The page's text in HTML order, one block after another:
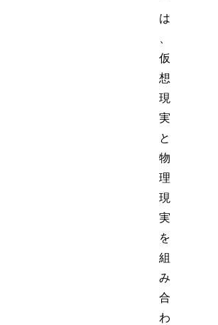
は
、
仮
想
現
実
と
物
理
現
実
を
組
み
合
わ